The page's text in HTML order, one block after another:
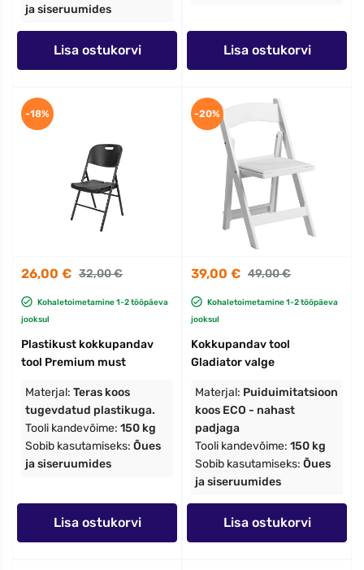
ja siseruumides
Lisa ostukorvi Lisa ostukorvi
26,00 € 32,00 €
Kohaletoimetamine 1-2 tööpäeva
jooksul
Plastikust kokkupandav
tool Premium must
Materjal: Teras koos
tugevdatud plastikuga.
Tooli kandevõime: 150 kg
Sobib kasutamiseks: Õues
ja siseruumides
Lisa ostukorvi
-18%
39,00 € 49,00 €
Kohaletoimetamine 1-2 tööpäeva
jooksul
Kokkupandav tool
Gladiator valge
Materjal: Puiduimitatsioon
koos ECO - nahast
padjaga
Tooli kandevõime: 150 kg
Sobib kasutamiseks: Õues
ja siseruumides
Lisa ostukorvi
-20%